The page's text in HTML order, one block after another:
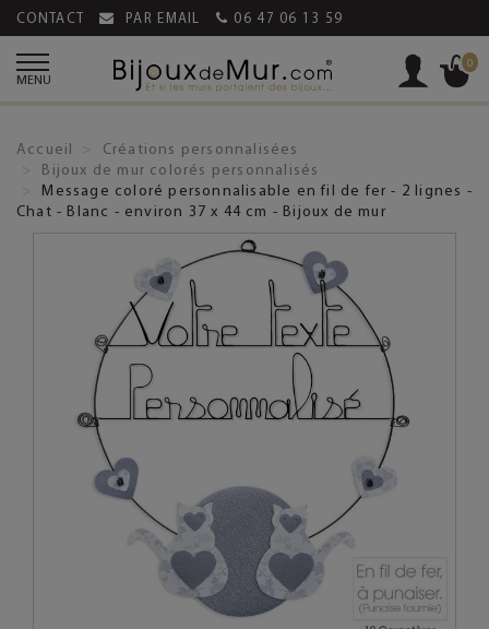
CONTACT PAR EMAIL 06 47 06 13 59
MENU
0
Accueil
Créations personnalisées
Bijoux de mur colorés personnalisés
Message coloré personnalisable en fil de fer - 2 lignes -
Chat - Blanc - environ 37 x 44 cm - Bijoux de mur